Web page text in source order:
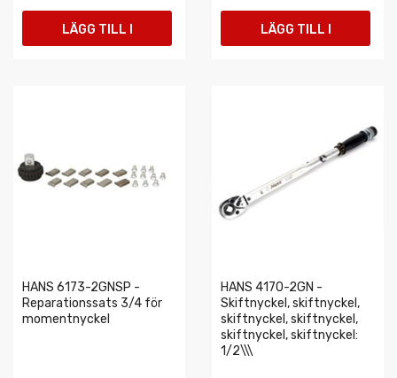
LÄGG TILL I LÄGG TILL I
HANS 6173-2GNSP -
Reparationssats 3/4 för
momentnyckel
HANS 4170-2GN -
Skiftnyckel, skiftnyckel,
skiftnyckel, skiftnyckel,
skiftnyckel, skiftnyckel:
1/2\\\